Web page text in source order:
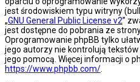
jest środowiskiem typu witryny
„GNU General Public License v2”
jest dostępne do pobrania ze
Oprogramowanie phpBB tylko
jego autorzy nie kontrolują
jego pomocą. Więcej informacji o
https://www.phpbb.com/